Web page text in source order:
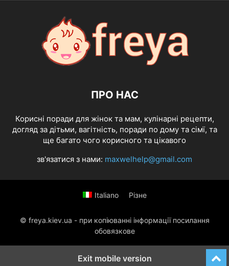
ПРО НАС
Корисні поради для жінок та мам, кулінарні рецепти,
догляд за дітьми, вагітність, поради по дому та сімї, та
ще багато чого корисного та цікавого
зв'язатися з нами: maxwelhelp@gmail.com
Italiano Різне
© freya.kiev.ua - при копіюванні інформації посилання
обовязкове
Exit mobile version